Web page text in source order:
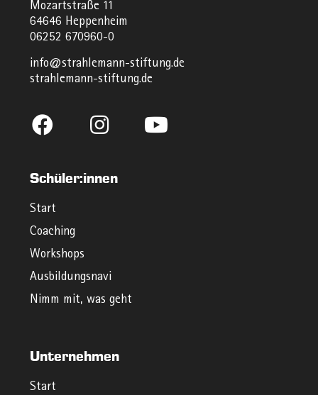
Mozartstraße 11
64646 Heppenheim
06252 670960-0
info@strahlemann-stiftung.de
strahlemann-stiftung.de
Schüler:innen
Start
Coaching
Workshops
Ausbildungsnavi
Nimm mit, was geht
Unternehmen
Start